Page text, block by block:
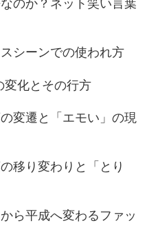
のか？ネット笑い言葉
シーンでの使われ方
変化とその行方
変遷と「エモい」の現
移り変わりと「とり
ら平成へ変わるファッ